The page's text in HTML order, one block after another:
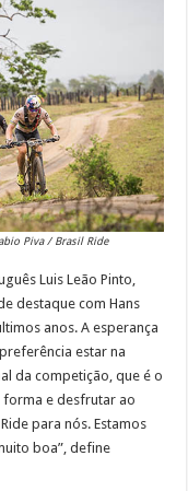
Piva / Brasil Ride
Luis Leão Pinto,
destaque com Hans
anos. A esperança
estar na
da competição, que é o
forma e desfrutar ao
para nós. Estamos
boa”, define